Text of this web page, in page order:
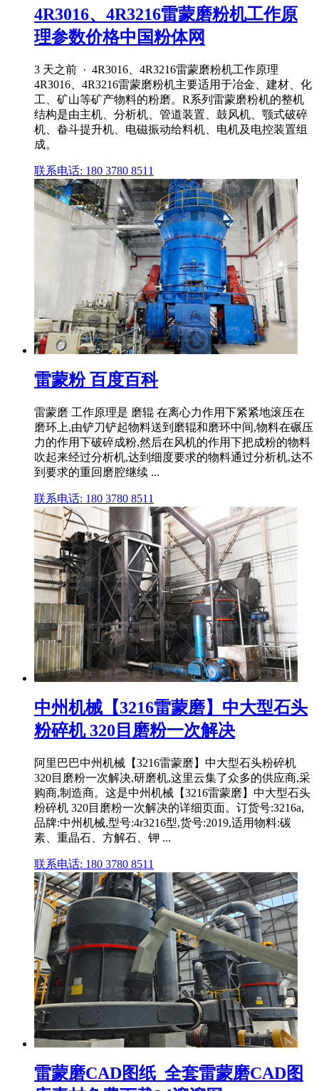
4R3016、4R3216雷蒙磨粉机工作原
理参数价格中国粉体网
3 天之前 · 4R3016、4R3216雷蒙磨粉机工作原理
4R3016、4R3216雷蒙磨粉机主要适用于冶金、建材、化
工、矿山等矿产物料的粉磨。R系列雷蒙磨粉机的整机
结构是由主机、分析机、管道装置、鼓风机、颚式破碎
机、畚斗提升机、电磁振动给料机、电机及电控装置组
成。
联系电话: 180 3780 8511
雷蒙粉 百度百科
雷蒙磨 工作原理是 磨辊 在离心力作用下紧紧地滚压在
磨环上,由铲刀铲起物料送到磨辊和磨环中间,物料在碾压
力的作用下破碎成粉,然后在风机的作用下把成粉的物料
吹起来经过分析机,达到细度要求的物料通过分析机,达不
到要求的重回磨腔继续 ...
联系电话: 180 3780 8511
中州机械【3216雷蒙磨】中大型石头
粉碎机 320目磨粉一次解决
阿里巴巴中州机械【3216雷蒙磨】中大型石头粉碎机
320目磨粉一次解决,研磨机,这里云集了众多的供应商,采
购商,制造商。这是中州机械【3216雷蒙磨】中大型石头
粉碎机 320目磨粉一次解决的详细页面。订货号:3216a,
品牌:中州机械,型号:4r3216型,货号:2019,适用物料:碳
素、重晶石、方解石、钾 ...
联系电话: 180 3780 8511
雷蒙磨CAD图纸_全套雷蒙磨CAD图